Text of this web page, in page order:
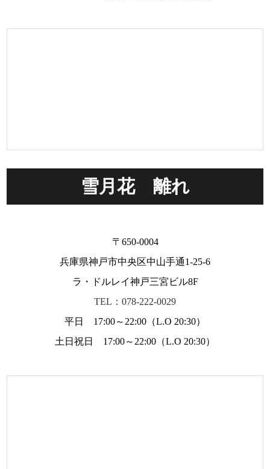
雪月花 離れ
〒650-0004
兵庫県神戸市中央区中山手通1-25-6
ラ・ドルレイ神戸三宮ビル8F
TEL：078-222-0029
平日 17:00～22:00（L.O 20:30）
土日祝日 17:00～22:00（L.O 20:30）